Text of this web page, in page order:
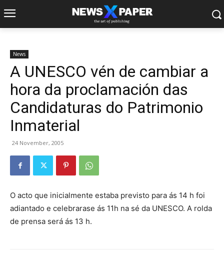
News
A UNESCO vén de cambiar a
hora da proclamación das
Candidaturas do Patrimonio
Inmaterial
24 November, 2005
O acto que inicialmente estaba previsto para ás 14 h foi
adiantado e celebrarase ás 11h na sé da UNESCO. A rolda
de prensa será ás 13 h.